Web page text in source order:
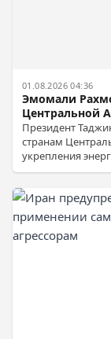
01.08.2026 04:36
Эмомали
Центральной
Президент
странам
укрепления